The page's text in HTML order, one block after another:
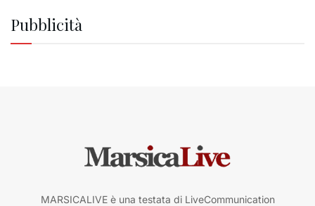
Pubblicità
MARSICALIVE è una testata di LiveCommunication